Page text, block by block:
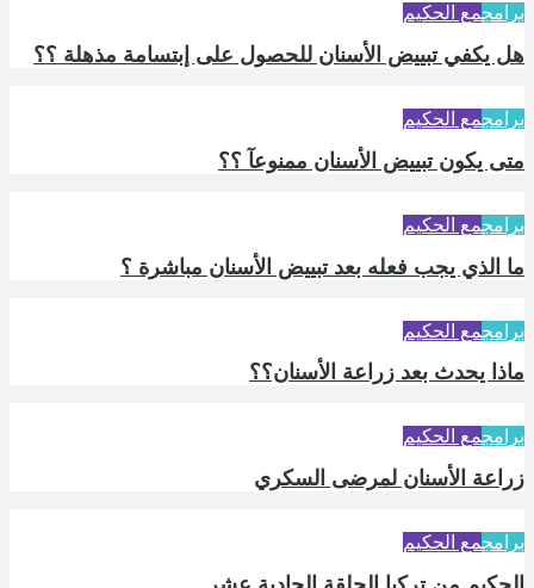
برامجمع الحكيم
هل يكفي تبييض الأسنان للحصول على إبتسامة مذهلة ؟؟
برامجمع الحكيم
متى يكون تبييض الأسنان ممنوعآ ؟؟
برامجمع الحكيم
ما الذي يجب فعله بعد تبييض الأسنان مباشرة ؟
برامجمع الحكيم
ماذا يحدث بعد زراعة الأسنان؟؟
برامجمع الحكيم
زراعة الأسنان لمرضى السكري
برامجمع الحكيم